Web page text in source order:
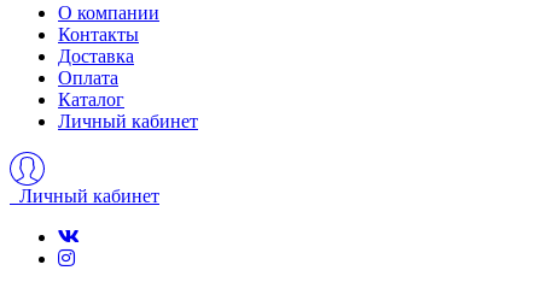
О компании
Контакты
Доставка
Оплата
Каталог
Личный кабинет
Личный кабинет